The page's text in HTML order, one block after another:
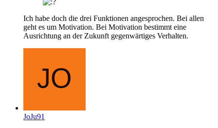
Ich habe doch die drei Funktionen angesprochen. Bei allen
geht es um Motivation. Bei Motivation bestimmt eine
Ausrichtung an der Zukunft gegenwärtiges Verhalten.
JoJu91